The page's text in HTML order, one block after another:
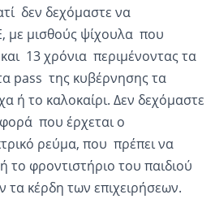
δεν δεχόμαστε να
με μισθούς ψίχουλα που
13 χρόνια περιμένοντας τα
pass της κυβέρνησης τα
ή το καλοκαίρι. Δεν δεχόμαστε
που έρχεται ο
ρεύμα, που πρέπει να
το φροντιστήριο του παιδιού
τα κέρδη των επιχειρήσεων.